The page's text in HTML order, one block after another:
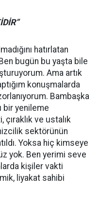
hatırlatan
bugün bu yaşta bile
Ama artık
konuşmalarda
Bambaşka
bir yenileme
ve ustalık
sektörünün
Yoksa hiç kimseye
yok. Ben yerimi seve
kişiler vakti
liyakat sahibi